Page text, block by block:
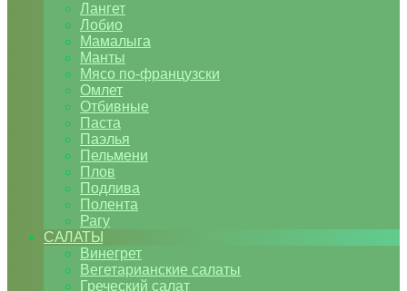
Лангет
Лобио
Мамалыга
Манты
Мясо по-французски
Омлет
Отбивные
Паста
Паэлья
Пельмени
Плов
Подлива
Полента
Рагу
САЛАТЫ
Винегрет
Вегетарианские салаты
Греческий салат